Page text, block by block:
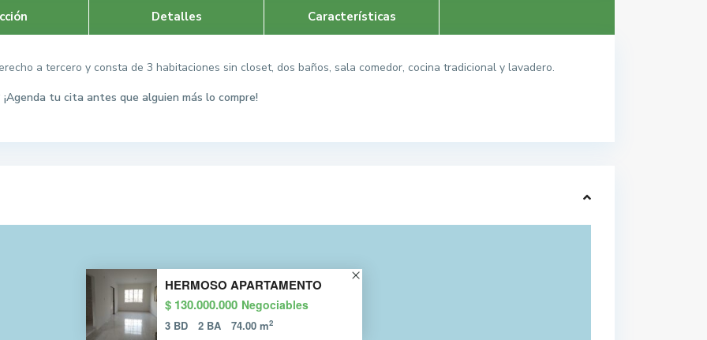
Detalles Características
a tercero y consta de 3 habitaciones sin closet, dos baños, sala comedor, cocina tradicional y lavadero.
tu cita antes que alguien más lo compre!
HERMOSO APARTAMENTO
$ 130.000.000 Negociables
3 BD 2 BA 74.00 m2